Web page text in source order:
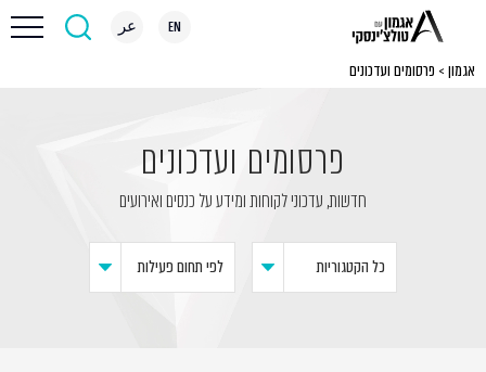
EN عر
אגמון > פרסומים ועדכונים
פרסומים ועדכונים
חדשות, עדכוני לקוחות ומידע על כנסים ואירועים